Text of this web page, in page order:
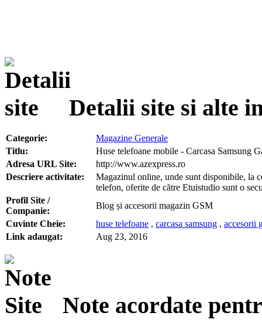
Detalii site si alte
Categorie:
Magazine Generale
Titlu:
Huse telefoane mobile - Carcasa Samsung
Adresa URL Site:
http://www.azexpress.ro
Descriere activitate:
Magazinul online, unde sunt disponibile, la
telefon, oferite de către Etuistudio sunt o
Profil Site /
Companie:
Blog și accesorii magazin GSM
Cuvinte Cheie:
huse telefoane , carcasa samsung , accesorii
Link adaugat:
Aug 23, 2016
Note acordate